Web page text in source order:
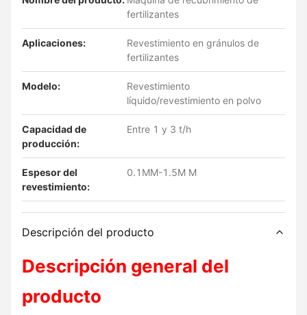
fertilizantes
Aplicaciones:
Revestimiento en gránulos de
fertilizantes
Modelo:
Revestimiento
líquido/revestimiento en polvo
Capacidad de
producción:
Entre 1 y 3 t/h
Espesor del
revestimiento:
0.1MM-1.5M M
Descripción del producto
Descripción general del
producto